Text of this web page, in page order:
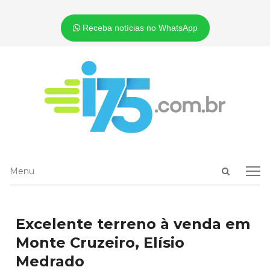
Receba notícias no WhatsApp
Open
Menu
Menu
Excelente terreno à venda em
Monte Cruzeiro, Elísio
Medrado